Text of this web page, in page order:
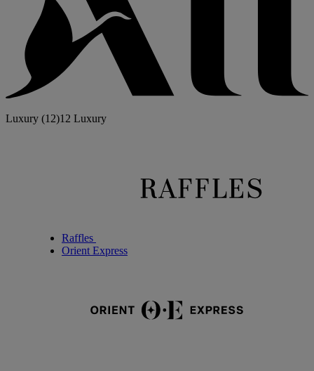
Luxury (12)12 Luxury
Raffles
Orient Express